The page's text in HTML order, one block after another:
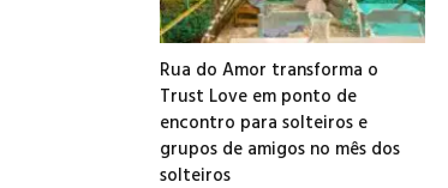
Rua do Amor transforma o
Trust Love em ponto de
encontro para solteiros e
grupos de amigos no mês dos
solteiros